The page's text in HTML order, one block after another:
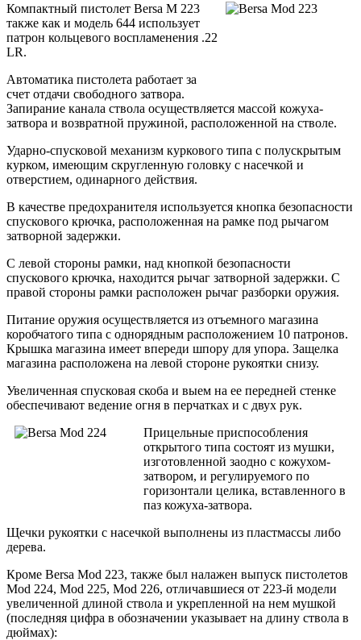
Компактный пистолет Bersa M 223
также как и модель 644 использует
патрон кольцевого воспламенения .22
LR.
Автоматика пистолета работает за
счет отдачи свободного затвора.
Запирание канала ствола осуществляется массой кожуха-
затвора и возвратной пружиной, расположенной на стволе.
Ударно-спусковой механизм куркового типа с полускрытым
курком, имеющим скругленную головку с насечкой и
отверстием, одинарного действия.
В качестве предохранителя используется кнопка безопасности
спускового крючка, расположенная на рамке под рычагом
затворной задержки.
С левой стороны рамки, над кнопкой безопасности
спускового крючка, находится рычаг затворной задержки. С
правой стороны рамки расположен рычаг разборки оружия.
Питание оружия осуществляется из отъемного магазина
коробчатого типа с однорядным расположением 10 патронов.
Крышка магазина имеет впереди шпору для упора. Защелка
магазина расположена на левой стороне рукоятки снизу.
Увеличенная спусковая скоба и выем на ее передней стенке
обеспечивают ведение огня в перчатках и с двух рук.
Прицельные приспособления
открытого типа состоят из мушки,
изготовленной заодно с кожухом-
затвором, и регулируемого по
горизонтали целика, вставленного в
паз кожуха-затвора.
Щечки рукоятки с насечкой выполнены из пластмассы либо
дерева.
Кроме Bersa Mod 223, также был налажен выпуск пистолетов
Mod 224, Mod 225, Mod 226, отличавшиеся от 223-й модели
увеличенной длиной ствола и укрепленной на нем мушкой
(последняя цифра в обозначении указывает на длину ствола в
дюймах):